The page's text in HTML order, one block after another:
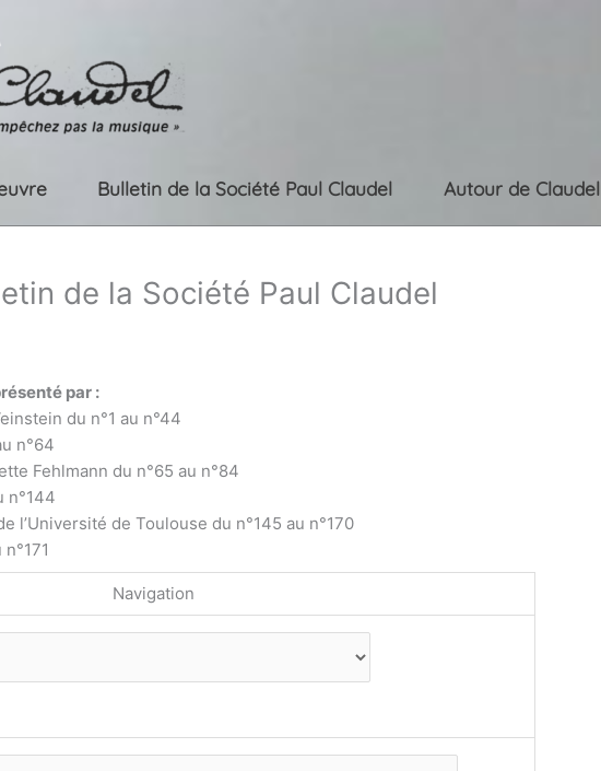
Bulletin de la Société Paul Claudel Autour de Claudel
de la Société Paul Claudel
par :
du n°1 au n°44
n°64
Fehlmann du n°65 au n°84
n°144
l’Université de Toulouse du n°145 au n°170
Navigation